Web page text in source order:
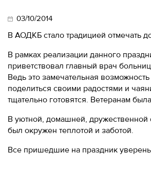
03/10/2014
В АОДКБ стало традицией отмечать
В рамках реализации данного
приветствовал главный врач
Ведь это замечательная
поделиться своими радостями и
тщательно готовятся. Ветеранам
В уютной, домашней, дружественной
был окружен теплотой и заботой.
Все пришедшие на праздник